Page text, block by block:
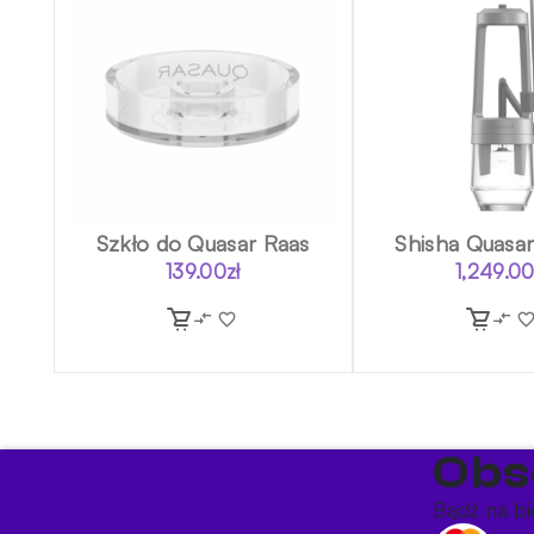
Szkło do Quasar Raas
139.00zł
Shisha
1,249.00
Bądź na